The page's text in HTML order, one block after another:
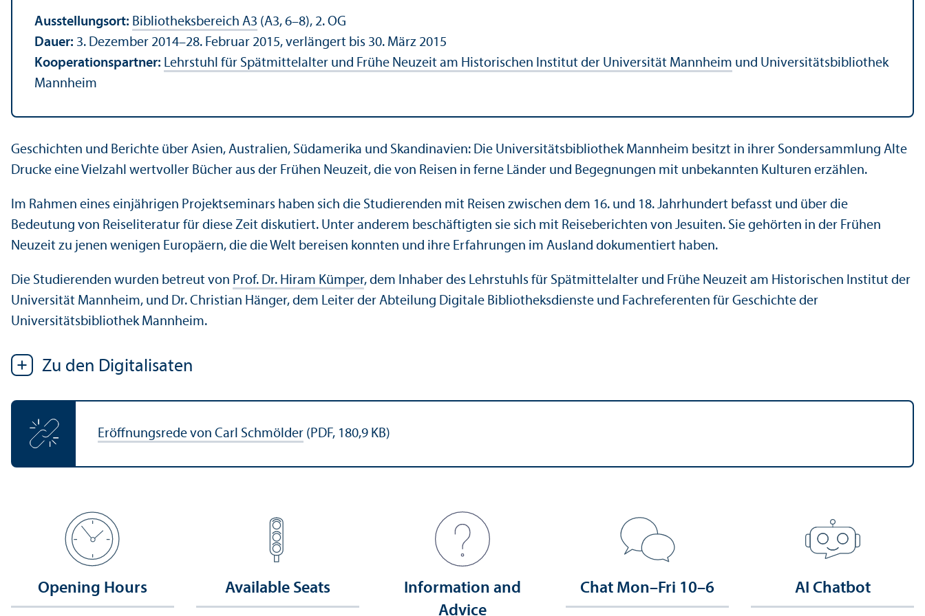
Ausstellungsort: Bibliotheksbereich A3 (A3, 6–8), 2. OG
Dauer: 3. Dezember 2014–28. Februar 2015, verlängert bis 30. März 2015
Kooperationspartner: Lehrstuhl für Spätmittelalter und Frühe Neuzeit am Historischen Institut der Universität Mannheim und Universitätsbibliothek
Mannheim
Geschichten und Berichte über Asien, Australien, Südamerika und Skandinavien: Die Universitätsbibliothek Mannheim besitzt in ihrer Sondersammlung Alte
Drucke eine Vielzahl wertvoller Bücher aus der Frühen Neuzeit, die von Reisen in ferne Länder und Begegnungen mit unbekannten Kulturen erzählen.
Im Rahmen eines einjährigen Projektseminars haben sich die Studierenden mit Reisen zwischen dem 16. und 18. Jahrhundert befasst und über die
Bedeutung von Reiseliteratur für diese Zeit diskutiert. Unter anderem beschäftigten sie sich mit Reiseberichten von Jesuiten. Sie gehörten in der Frühen
Neuzeit zu jenen wenigen Europäern, die die Welt bereisen konnten und ihre Erfahrungen im Ausland dokumentiert haben.
Die Studierenden wurden betreut von Prof. Dr. Hiram Kümper, dem Inhaber des Lehrstuhls für Spätmittelalter und Frühe Neuzeit am Historischen Institut der
Universität Mannheim, und Dr. Christian Hänger, dem Leiter der Abteilung Digitale Bibliotheksdienste und Fachreferenten für Geschichte der
Universitätsbibliothek Mannheim.
Zu den Digitalisaten
Eröffnungsrede von Carl Schmölder (PDF, 180,9 KB)
Opening Hours Available Seats
Information and
Advice
Chat Mon–Fri 10–6 AI Chatbot